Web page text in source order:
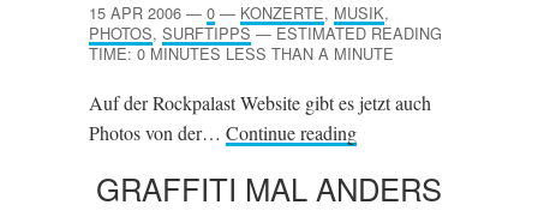
15 APR 2006 — 0 — KONZERTE, MUSIK,
PHOTOS, SURFTIPPS —ESTIMATED READING
TIME: 0 MINUTES LESS THAN A MINUTE
Auf der Rockpalast Website gibt es jetzt auch
Photos von der… Continue reading
GRAFFITI MAL ANDERS